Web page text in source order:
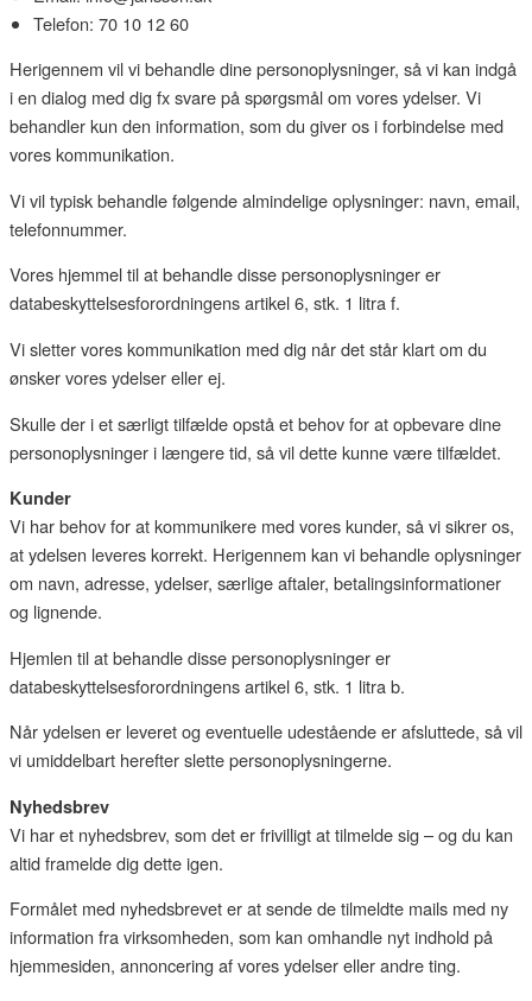
Telefon: 70 10 12 60
Herigennem vil vi behandle dine personoplysninger, så vi kan indgå
i en dialog med dig fx svare på spørgsmål om vores ydelser. Vi
behandler kun den information, som du giver os i forbindelse med
vores kommunikation.
Vi vil typisk behandle følgende almindelige oplysninger: navn, email,
telefonnummer.
Vores hjemmel til at behandle disse personoplysninger er
databeskyttelsesforordningens artikel 6, stk. 1 litra f.
Vi sletter vores kommunikation med dig når det står klart om du
ønsker vores ydelser eller ej.
Skulle der i et særligt tilfælde opstå et behov for at opbevare dine
personoplysninger i længere tid, så vil dette kunne være tilfældet.
Kunder
Vi har behov for at kommunikere med vores kunder, så vi sikrer os,
at ydelsen leveres korrekt. Herigennem kan vi behandle oplysninger
om navn, adresse, ydelser, særlige aftaler, betalingsinformationer
og lignende.
Hjemlen til at behandle disse personoplysninger er
databeskyttelsesforordningens artikel 6, stk. 1 litra b.
Når ydelsen er leveret og eventuelle udestående er afsluttede, så vil
vi umiddelbart herefter slette personoplysningerne.
Nyhedsbrev
Vi har et nyhedsbrev, som det er frivilligt at tilmelde sig – og du kan
altid framelde dig dette igen.
Formålet med nyhedsbrevet er at sende de tilmeldte mails med ny
information fra virksomheden, som kan omhandle nyt indhold på
hjemmesiden, annoncering af vores ydelser eller andre ting.